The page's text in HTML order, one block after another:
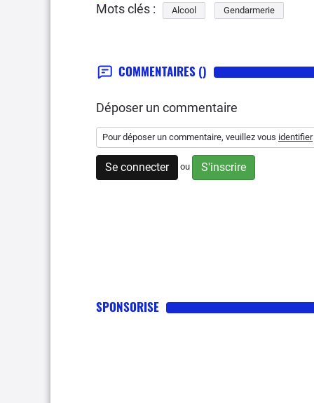
Mots clés : Alcool Gendarmerie
COMMENTAIRES ()
Déposer un commentaire
Pour déposer un commentaire, veuillez vous identifier
Se connecter ou S'inscrire
SPONSORISE